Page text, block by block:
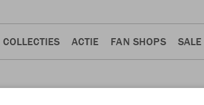
COLLECTIES ACTIE FAN SHOPS SALE